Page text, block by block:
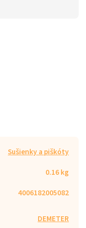
Sušienky a piškóty
0.16 kg
4006182005082
DEMETER